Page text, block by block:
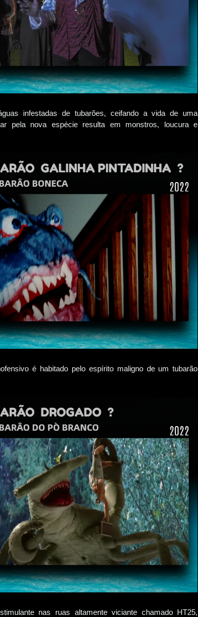
infestadas de tubarões, ceifando a vida de uma
pela nova espécie resulta em monstros, loucura e
é habitado pelo espírito maligno de um tubarão
nas ruas altamente viciante chamado HT25,